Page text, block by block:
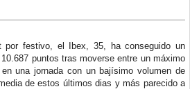
por festivo, el Ibex, 35, ha conseguido un
puntos tras moverse entre un máximo
una jornada con un bajísimo volumen de
de estos últimos dias y más parecido a